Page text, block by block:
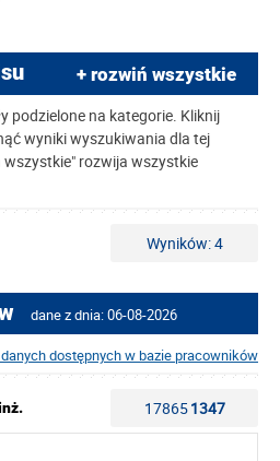
+ rozwiń wszystkie
podzielone na kategorie. Kliknij
wyniki wyszukiwania dla tej
rozwija wszystkie
Wyników: 4
dane z dnia: 06-08-2026
danych dostępnych w bazie pracowników
178651347